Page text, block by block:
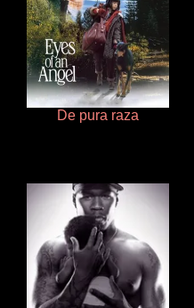
De pura raza